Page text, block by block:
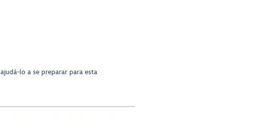
lo a se preparar para esta